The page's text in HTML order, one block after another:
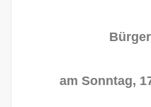
am Sonntag,